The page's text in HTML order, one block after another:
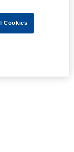
of is de
u weer op
Cookies